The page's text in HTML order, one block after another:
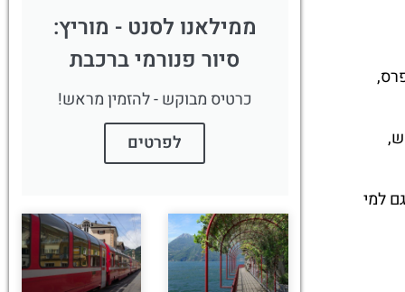
למי
ממילאנו לסנט - מוריץ:
סיור פנורמי ברכבת
כרטיס מבוקש - להזמין מראש!
לפרטים